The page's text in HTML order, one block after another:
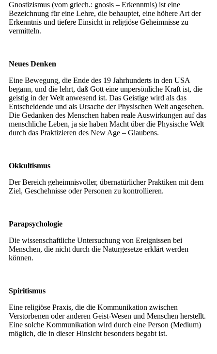
Gnostizismus (vom griech.: gnosis – Erkenntnis) ist eine
Bezeichnung für eine Lehre, die behauptet, eine höhere Art der
Erkenntnis und tiefere Einsicht in religiöse Geheimnisse zu
vermitteln.
Neues Denken
Eine Bewegung, die Ende des 19 Jahrhunderts in den USA
begann, und die lehrt, daß Gott eine unpersönliche Kraft ist, die
geistig in der Welt anwesend ist. Das Geistige wird als das
Entscheidende und als Ursache der Physischen Welt angesehen.
Die Gedanken des Menschen haben reale Auswirkungen auf das
menschliche Leben, ja sie haben Macht über die Physische Welt
durch das Praktizieren des New Age – Glaubens.
Okkultismus
Der Bereich geheimnisvoller, übernatürlicher Praktiken mit dem
Ziel, Geschehnisse oder Personen zu kontrollieren.
Parapsychologie
Die wissenschaftliche Untersuchung von Ereignissen bei
Menschen, die nicht durch die Naturgesetze erklärt werden
können.
Spiritismus
Eine religiöse Praxis, die die Kommunikation zwischen
Verstorbenen oder anderen Geist-Wesen und Menschen herstellt.
Eine solche Kommunikation wird durch eine Person (Medium)
möglich, die in dieser Hinsicht besonders begabt ist.